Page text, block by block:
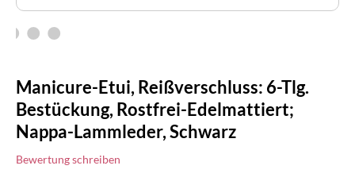
Manicure-Etui, Reißverschluss: 6-Tlg.
Bestückung, Rostfrei-Edelmattiert;
Nappa-Lammleder, Schwarz
Bewertung schreiben